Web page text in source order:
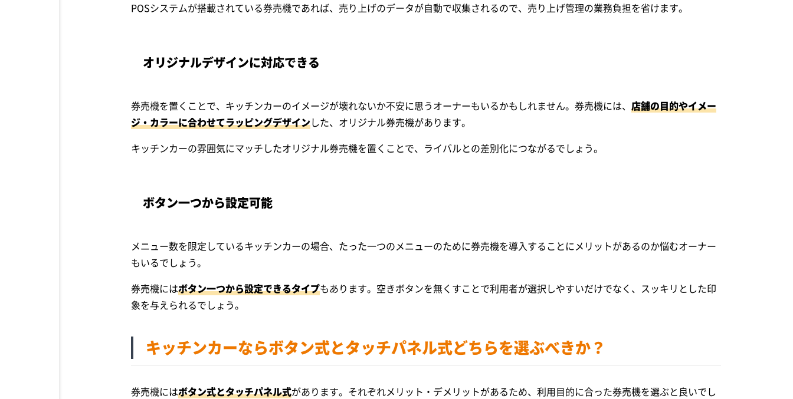
POSシステムが搭載されている券売機であれば、売り上げのデータが自動で収集されるので、売り上げ管理の業務負担を省けます。
オリジナルデザインに対応できる
券売機を置くことで、キッチンカーのイメージが壊れないか不安に思うオーナーもいるかもしれません。券売機には、 店舗の目的やイメー
ジ・カラーに合わせてラッピングデザインした、オリジナル券売機があります。
キッチンカーの雰囲気にマッチしたオリジナル券売機を置くことで、ライバルとの差別化につながるでしょう。
ボタン一つから設定可能
メニュー数を限定しているキッチンカーの場合、たった一つのメニューのために券売機を導入することにメリットがあるのか悩むオーナー
もいるでしょう。
券売機にはボタン一つから設定できるタイプもあります。空きボタンを無くすことで利用者が選択しやすいだけでなく、スッキリとした印
象を与えられるでしょう。
キッチンカーならボタン式とタッチパネル式どちらを選ぶべきか？
券売機にはボタン式とタッチパネル式があります。それぞれメリット・デメリットがあるため、利用目的に合った券売機を選ぶと良いでし